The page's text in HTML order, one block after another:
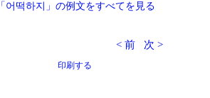
「어떡하지」の例文をすべてを見る
< 前 次 >
印刷する